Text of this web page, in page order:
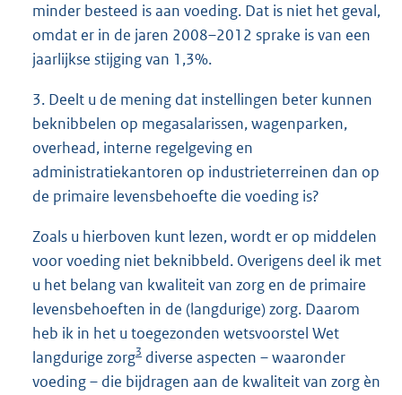
minder besteed is aan voeding. Dat is niet het geval,
omdat er in de jaren 2008–2012 sprake is van een
jaarlijkse stijging van 1,3%.
3. Deelt u de mening dat instellingen beter kunnen
beknibbelen op megasalarissen, wagenparken,
overhead, interne regelgeving en
administratiekantoren op industrieterreinen dan op
de primaire levensbehoefte die voeding is?
Zoals u hierboven kunt lezen, wordt er op middelen
voor voeding niet beknibbeld. Overigens deel ik met
u het belang van kwaliteit van zorg en de primaire
levensbehoeften in de (langdurige) zorg. Daarom
heb ik in het u toegezonden wetsvoorstel Wet
langdurige zorg3 diverse aspecten – waaronder
voeding – die bijdragen aan de kwaliteit van zorg èn